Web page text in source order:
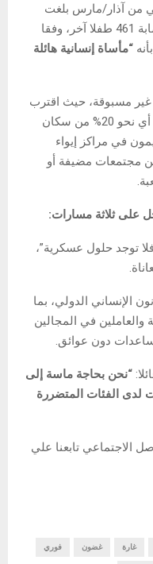
من آذار/مارس بلغت
1,530 شخصا، بينهم 130 طفلا، مع إصابة 461 طفلا آخر، وفقا
“مأساة إنسانية هائلة
غير مسبوقة، حيث اقترب
عدد النازحين من 1.2 مليون شخص – أي نحو 20% من سكان
في مراكز إيواء
مجتمعات مضيفة أو
على ثلاثة مسارات:
توجد حلول عسكرية”،
الإنساني الدولي، بما
والعاملين في المجالين
دون عوائق.
“نحن بحاجة ماسة إلى
لدى الفئات المتضررة
الاجتماعي تابعنا علي
غارة غضون فوري